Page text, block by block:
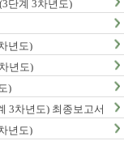
단계 3차년도)
년도)
년도)
)
3차년도) 최종보고서
년도)